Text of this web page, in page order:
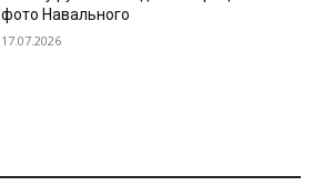
фото Навального
17.07.2026